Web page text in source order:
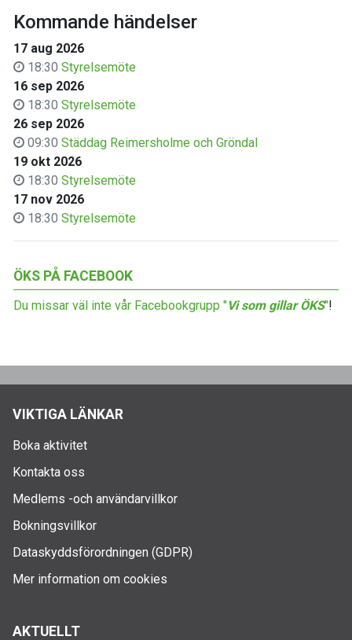
Kommande händelser
17 aug 2026
18:30 Styrelsemöte
16 sep 2026
18:30 Styrelsemöte
26 sep 2026
09:30 Städdag Reimersholme och Gröndal
19 okt 2026
18:30 Styrelsemöte
17 nov 2026
18:30 Styrelsemöte
ÖKS PÅ FACEBOOK
Du missar väl inte vår Facebookgrupp "Vi som gillar ÖKS"!
VIKTIGA LÄNKAR
Boka aktivitet
Kontakta oss
Medlems -och användarvillkor
Bokningsvillkor
Dataskyddsförordningen (GDPR)
Mer information om cookies
AKTUELLT